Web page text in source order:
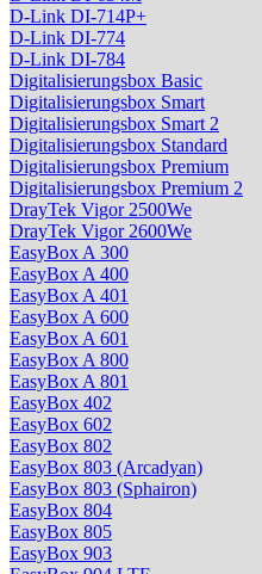
D-Link DI-714P+
D-Link DI-774
D-Link DI-784
Digitalisierungsbox Basic
Digitalisierungsbox Smart
Digitalisierungsbox Smart 2
Digitalisierungsbox Standard
Digitalisierungsbox Premium
Digitalisierungsbox Premium 2
DrayTek Vigor 2500We
DrayTek Vigor 2600We
EasyBox A 300
EasyBox A 400
EasyBox A 401
EasyBox A 600
EasyBox A 601
EasyBox A 800
EasyBox A 801
EasyBox 402
EasyBox 602
EasyBox 802
EasyBox 803 (Arcadyan)
EasyBox 803 (Sphairon)
EasyBox 804
EasyBox 805
EasyBox 903